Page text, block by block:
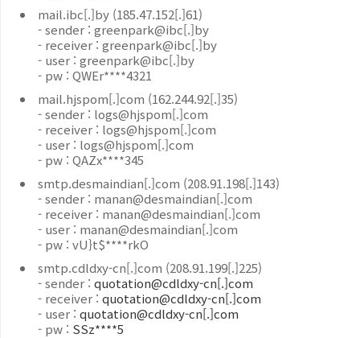
mail.ibc[.]by (185.47.152[.]61)
- sender : greenpark@ibc[.]by
- receiver : greenpark@ibc[.]by
- user : greenpark@ibc[.]by
- pw : QWEr****4321
mail.hjspom[.]com (162.244.92[.]35)
- sender : logs@hjspom[.]com
- receiver : logs@hjspom[.]com
- user : logs@hjspom[.]com
- pw : QAZx****345
smtp.desmaindian[.]com (208.91.198[.]143)
- sender : manan@desmaindian[.]com
- receiver : manan@desmaindian[.]com
- user : manan@desmaindian[.]com
- pw : vU}t$****rkO
smtp.cdldxy-cn[.]com (208.91.199[.]225)
- sender : quotation@cdldxy-cn[.]com
- receiver : quotation@cdldxy-cn[.]com
- user : quotation@cdldxy-cn[.]com
- pw : SSz****5